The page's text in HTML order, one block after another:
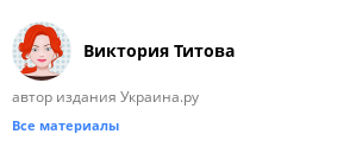
Виктория Титова
автор издания Украина.ру
Все материалы